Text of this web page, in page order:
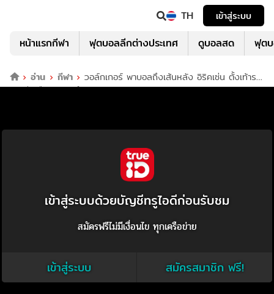
TH เข้าสู่ระบบ
หน้าแรกกีฬา ฟุตบอลลีกต่างประเทศ ดูบอลสด ฟุต
อ่าน กีฬา
วอล์กเกอร์ พาบอลถึงเส้นหลัง อิริคเซ่น ตั้งเท้ารอ
ยิงไม่เหลือ สเปอร์นำ 2-0
เข้าสู่ระบบด้วยบัญชีทรูไอดีก่อนรับชม
สมัครฟรีไม่มีเงื่อนไข ทุกเครือข่าย
เข้าสู่ระบบ สมัครสมาชิก ฟรี!